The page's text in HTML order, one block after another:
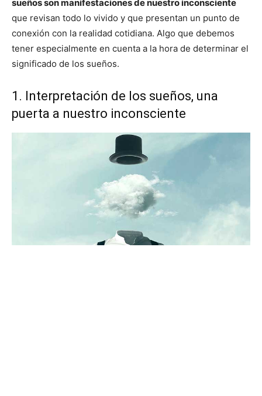
sueños son manifestaciones de nuestro inconsciente
que revisan todo lo vivido y que presentan un punto de
conexión con la realidad cotidiana. Algo que debemos
tener especialmente en cuenta a la hora de determinar el
significado de los sueños.
1. Interpretación de los sueños, una
puerta a nuestro inconsciente